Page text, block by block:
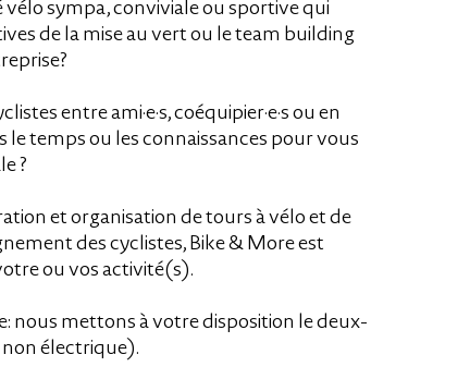
vélo sympa, conviviale ou sportive qui
de la mise au vert ou le team building
entre ami·e·s, coéquipier·e·s ou en
le temps ou les connaissances pour vous
?
et organisation de tours à vélo et de
des cyclistes, Bike & More est
ou vos activité(s).
nous mettons à votre disposition le deux-
électrique).